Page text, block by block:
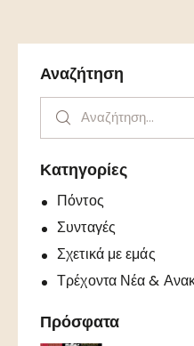
Αναζήτηση
Κατηγορίες
Πόντος
Συνταγές
Σχετικά με εμάς
Τρέχοντα Νέα &
Πρόσφατα